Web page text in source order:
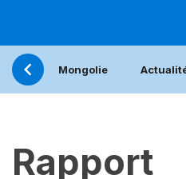
Mongolie
Rapport